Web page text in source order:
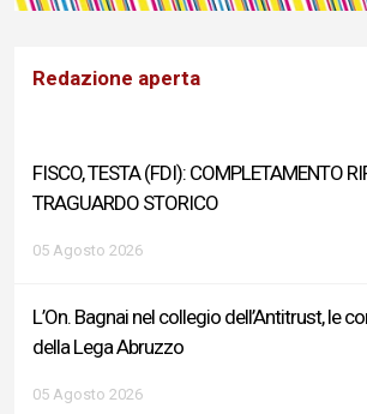
Redazione aperta
FISCO, TESTA (FDI): COMPLETAMENTO
TRAGUARDO STORICO
05 Agosto 2026
L’On. Bagnai nel collegio dell’Antitrust, le
della Lega Abruzzo
05 Agosto 2026